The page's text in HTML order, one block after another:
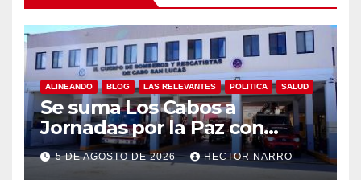
ALINEANDO BLOG LAS RELEVANTES POLITICA SALUD
Se suma Los Cabos a
Jornadas por la Paz con
capacitación en primeros
auxilios para jóvenes
5 DE AGOSTO DE 2026 HECTOR NARRO